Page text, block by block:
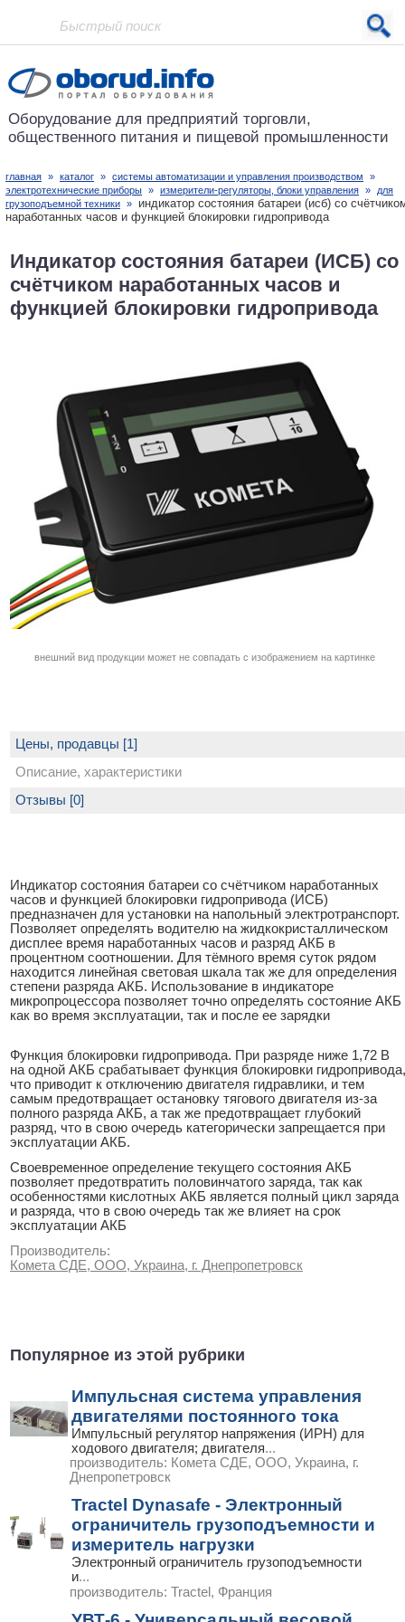
Проект основан в 2001 году
Оборудование для предприятий торговли,
общественного питания и пищевой промышленности
главная » каталог » системы автоматизации и управления производством
»
электротехнические приборы » измерители-регуляторы, блоки управления »
для
грузоподъемной техники »
индикатор состояния батареи (исб) со
наработанных часов и функцией блокировки гидропривода
Индикатор состояния батареи (ИСБ) со
счётчиком наработанных часов и
функцией блокировки гидропривода
внешний вид продукции может не совпадать с изображением на картинке
Цены, продавцы [1]
Описание, характеристики
Индикатор состояния батареи со счётчиком наработанных
часов и функцией блокировки гидропривода (ИСБ)
предназначен для установки на напольный электротранспорт.
Позволяет определять водителю на жидкокристаллическом
дисплее время наработанных часов и разряд АКБ в
процентном соотношении. Для тёмного время суток рядом
находится линейная световая шкала так же для определения
степени разряда АКБ. Использование в индикаторе
микропроцессора позволяет точно определять состояние АКБ
как во время эксплуатации, так и после ее зарядки
Функция блокировки гидропривода. При разряде ниже 1,72 В
на одной АКБ срабатывает функция блокировки гидропривода,
что приводит к отключению двигателя гидравлики, и тем
самым предотвращает остановку тягового двигателя из-за
полного разряда АКБ, а так же предотвращает глубокий
разряд, что в свою очередь категорически запрещается при
эксплуатации АКБ.
Своевременное определение текущего состояния АКБ
позволяет предотвратить половинчатого заряда, так как
особенностями кислотных АКБ является полный цикл заряда
и разряда, что в свою очередь так же влияет на срок
эксплуатации АКБ
Производитель:
Комета СДЕ, ООО, Украина, г. Днепропетровск
Отзывы [0]
Популярное из этой рубрики
Импульсная система управления
двигателями постоянного тока
Импульсный регулятор напряжения (ИРН) для
ходового двигателя; двигателя...
производитель: Комета СДЕ, ООО, Украина, г.
Днепропетровск
Tractel Dynasafe - Электронный
ограничитель грузоподъемности и
измеритель нагрузки
Электронный ограничитель грузоподъемности
и...
производитель: Tractel, Франция